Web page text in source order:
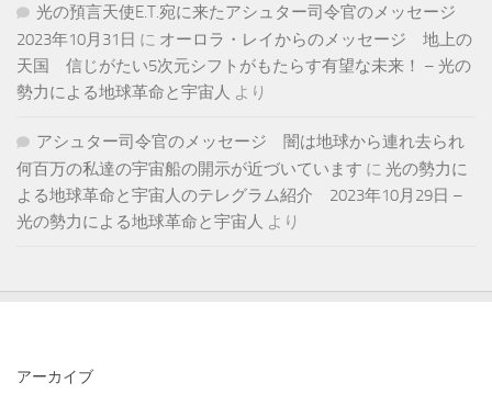
光の預言天使E.T.宛に来たアシュター司令官のメッセージ
2023年10月31日 に オーロラ・レイからのメッセージ 地上の
天国 信じがたい5次元シフトがもたらす有望な未来！ – 光の
勢力による地球革命と宇宙人 より
アシュター司令官のメッセージ 闇は地球から連れ去られ
何百万の私達の宇宙船の開示が近づいています に 光の勢力に
よる地球革命と宇宙人のテレグラム紹介 2023年10月29日 –
光の勢力による地球革命と宇宙人 より
アーカイブ